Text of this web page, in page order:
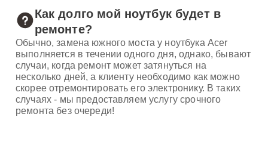
Как долго мой ноутбук будет в
ремонте?
Обычно, замена южного моста у ноутбука Acer
выполняется в течении одного дня, однако, бывают
случаи, когда ремонт может затянуться на
несколько дней, а клиенту необходимо как можно
скорее отремонтировать его электронику. В таких
случаях - мы предоставляем услугу срочного
ремонта без очереди!